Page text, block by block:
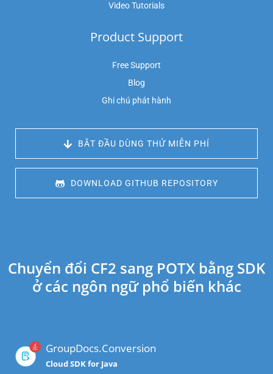
Video Tutorials
Product Support
Free Support
Blog
Ghi chú phát hành
BẮT ĐẦU DÙNG THỬ MIỄN PHÍ
DOWNLOAD GITHUB REPOSITORY
Chuyển đổi CF2 sang POTX bằng SDK
ở các ngôn ngữ phổ biến khác
GroupDocs.Conversion
Cloud SDK for Java